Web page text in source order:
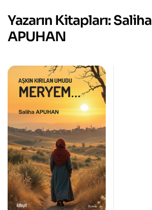
Yazarın Kitapları: Saliha
APUHAN